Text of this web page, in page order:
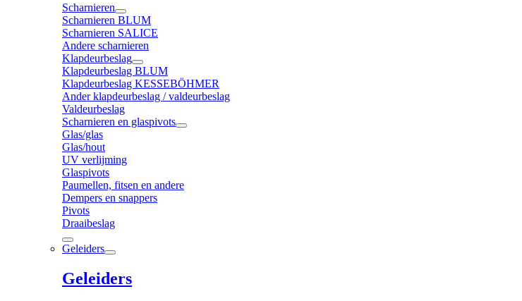
Scharnieren
Scharnieren BLUM
Scharnieren SALICE
Andere scharnieren
Klapdeurbeslag
Klapdeurbeslag BLUM
Klapdeurbeslag KESSEBÖHMER
Ander klapdeurbeslag / valdeurbeslag
Valdeurbeslag
Scharnieren en glaspivots
Glas/glas
Glas/hout
UV verlijming
Glaspivots
Paumellen, fitsen en andere
Dempers en snappers
Pivots
Draaibeslag
Geleiders
Geleiders